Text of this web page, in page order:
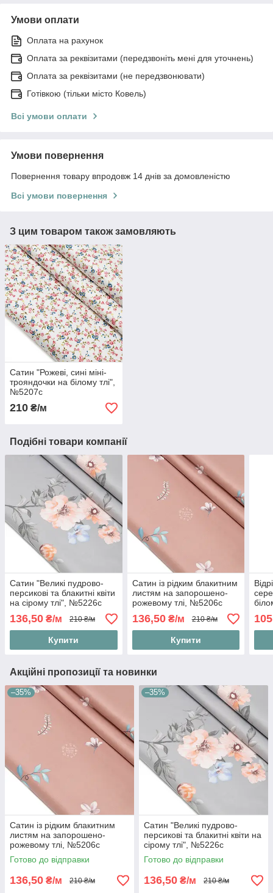
Умови оплати
Оплата на рахунок
Оплата за реквізитами (передзвоніть мені для уточнень)
Оплата за реквізитами (не передзвонювати)
Готівкою (тільки місто Ковель)
Всі умови оплати
Умови повернення
Повернення товару впродовж 14 днів за домовленістю
Всі умови повернення
З цим товаром також замовляють
Сатин "Рожеві, сині міні-
трояндочки на білому тлі",
№5207с
210 ₴/м
Подібні товари компанії
Сатин "Великі пудрово-
персикові та блакитні квіти
на сірому тлі", №5226с
136,50 ₴/м 210 ₴/м
Купити
Сатин із рідким блакитним
листям на запорошено-
рожевому тлі, №5206с
136,50₴/м 210 ₴/м
Купити
Акційні пропозиції та новинки
–35%
Сатин із рідким блакитним
листям на запорошено-
рожевому тлі, №5206с
Готово до відправки
136,50 ₴/м 210 ₴/м
–35%
Сатин "Великі пудрово-
персикові та блакитні квіти на
сірому тлі", №5226с
Готово до відправки
136,50 ₴/м 210 ₴/м